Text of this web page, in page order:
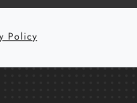
Policy